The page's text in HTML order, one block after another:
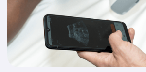
Formation
médecine généraliste :
l’importance de la